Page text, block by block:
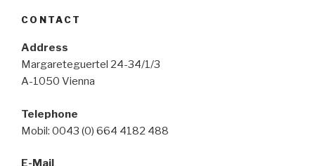
CONTACT
Address
Margareteguertel 24-34/1/3
A-1050 Vienna
Telephone
Mobil: 0043 (0) 664 4182 488
E-Mail